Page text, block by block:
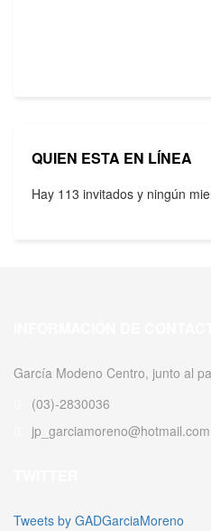
QUIEN ESTA EN LÍNEA
Hay 113 invitados y ningún
García Modeno Centro, junto al
(03)-2830036
jp_garciamoreno@hotmail.com
Tweets by GADGarciaMoreno